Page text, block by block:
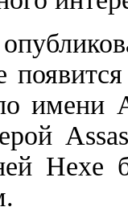
имени
Hexe